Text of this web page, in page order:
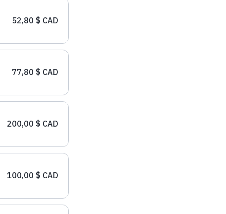
52,80 $ CAD
77,80 $ CAD
200,00 $ CAD
100,00 $ CAD